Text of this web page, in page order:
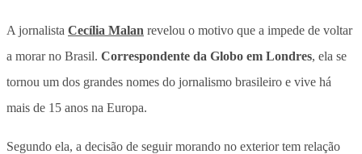
A jornalista Cecília Malan revelou o motivo que a impede de voltar
a morar no Brasil. Correspondente da Globo em Londres, ela se
tornou um dos grandes nomes do jornalismo brasileiro e vive há
mais de 15 anos na Europa.
Segundo ela, a decisão de seguir morando no exterior tem relação